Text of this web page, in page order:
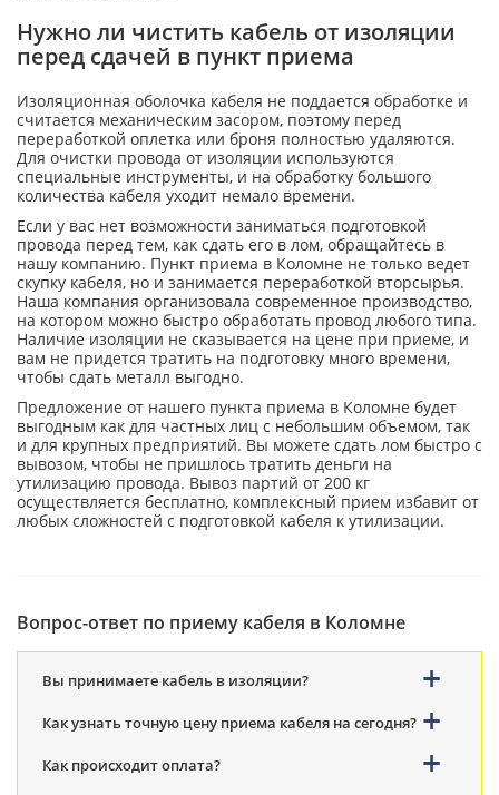
Нужно ли чистить кабель от изоляции
перед сдачей в пункт приема
Изоляционная оболочка кабеля не поддается обработке и
считается механическим засором, поэтому перед
переработкой оплетка или броня полностью удаляются.
Для очистки провода от изоляции используются
специальные инструменты, и на обработку большого
количества кабеля уходит немало времени.
Если у вас нет возможности заниматься подготовкой
провода перед тем, как сдать его в лом, обращайтесь в
нашу компанию. Пункт приема в Коломне не только ведет
скупку кабеля, но и занимается переработкой вторсырья.
Наша компания организовала современное производство,
на котором можно быстро обработать провод любого типа.
Наличие изоляции не сказывается на цене при приеме, и
вам не придется тратить на подготовку много времени,
чтобы сдать металл выгодно.
Предложение от нашего пункта приема в Коломне будет
выгодным как для частных лиц с небольшим объемом, так
и для крупных предприятий. Вы можете сдать лом быстро с
вывозом, чтобы не пришлось тратить деньги на
утилизацию провода. Вывоз партий от 200 кг
осуществляется бесплатно, комплексный прием избавит от
любых сложностей с подготовкой кабеля к утилизации.
Вопрос-ответ по приему кабеля в Коломне
Вы принимаете кабель в изоляции?
Как узнать точную цену приема кабеля на сегодня?
Как происходит оплата?